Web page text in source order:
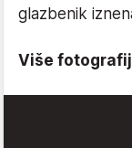
glazbenik
Više